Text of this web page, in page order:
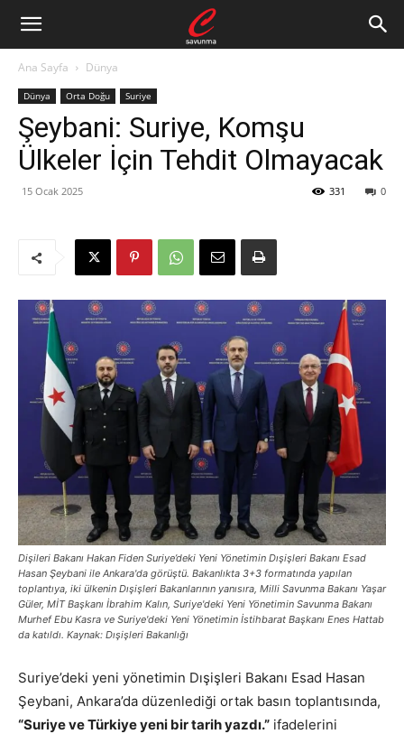
Ana Sayfa Dünya
Dünya Orta Doğu Suriye
Şeybani: Suriye, Komşu
Ülkeler İçin Tehdit Olmayacak
15 Ocak 2025 0
331
Dişileri Bakanı Hakan Fiden Suriye’deki Yeni Yönetimin Dışişleri Bakanı Esad
Hasan Şeybani ile Ankara'da görüştü. Bakanlıkta 3+3 formatında yapılan
toplantıya, iki ülkenin Dışişleri Bakanlarının yanısıra, Milli Savunma Bakanı Yaşar
Güler, MİT Başkanı İbrahim Kalın, Suriye'deki Yeni Yönetimin Savunma Bakanı
Murhef Ebu Kasra ve Suriye'deki Yeni Yönetimin İstihbarat Başkanı Enes Hattab
da katıldı. Kaynak: Dışişleri Bakanlığı
Suriye’deki yeni yönetimin Dışişleri Bakanı Esad Hasan
Şeybani, Ankara’da düzenlediği ortak basın toplantısında,
“Suriye ve Türkiye yeni bir tarih yazdı.” ifadelerini